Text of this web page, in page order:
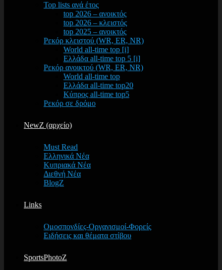
Top lists ανά έτος
top 2026 – ανοικτός
top 2026 – κλειστός
top 2025 – ανοικτός
Ρεκόρ κλειστού (WR, ER, NR)
World all-time top [i]
Ελλάδα all-time top 5 [i]
Ρεκόρ ανοικτού (WR, ER, NR)
World all-time top
Ελλάδα all-time top20
Κύπρος all-time top5
Ρεκόρ σε δρόμο
NewZ (αρχείο)
Must Read
Ελληνικά Νέα
Κυπριακά Νέα
Διεθνή Νέα
BlogZ
Links
Ομοσπονδίες-Οργανισμοί-Φορείς
Ειδήσεις και θέματα στίβου
SportsPhotoZ